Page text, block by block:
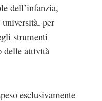
dell’infanzia,
per
strumenti
delle attività
esclusivamente